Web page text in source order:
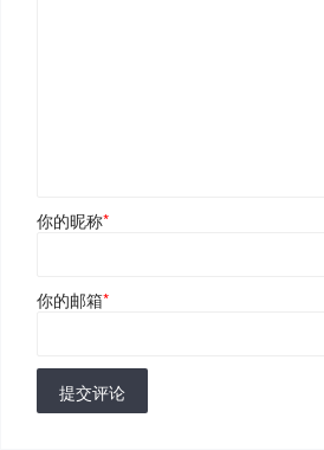
你的昵称*
你的邮箱*
提交评论